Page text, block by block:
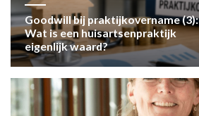
Goodwill bij praktijkovername (3):
Wat is een huisartsenpraktijk
eigenlijk waard?